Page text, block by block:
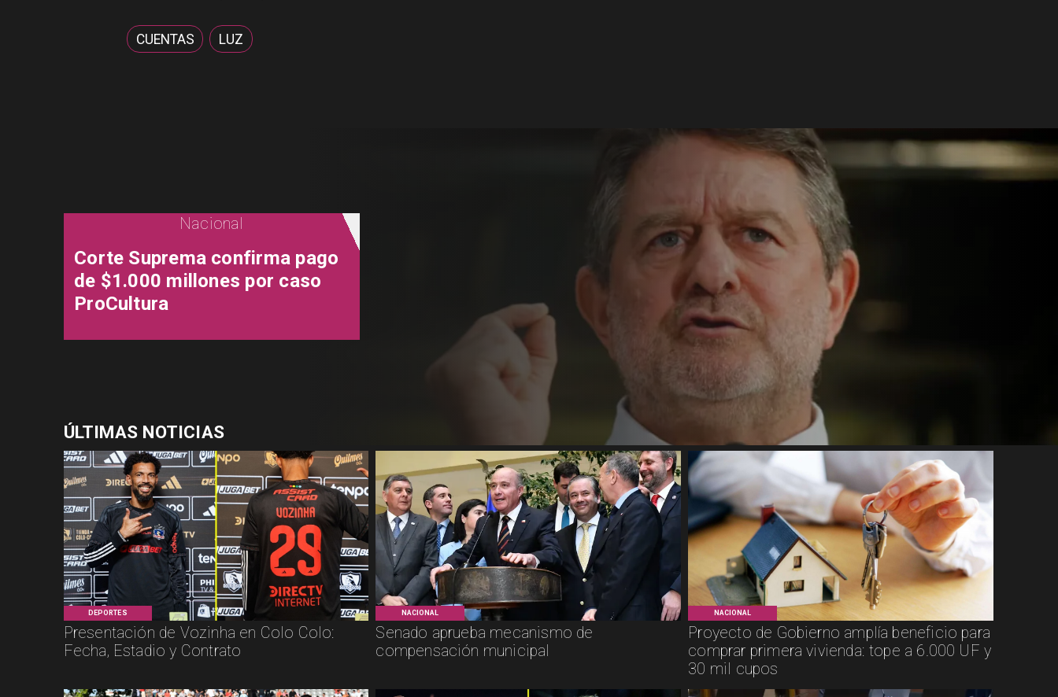
CUENTAS LUZ
DEPORTES
Presentación de Vozinha en Colo Colo:
Fecha, Estadio y Contrato
NACIONAL
Senado aprueba mecanismo de
compensación municipal
NACIONAL
Proyecto de Gobierno amplía beneficio para
comprar primera vivienda: tope a 6.000 UF y
30 mil cupos
Nacional
Corte Suprema confirma pago
de $1.000 millones por caso
ProCultura
ÚLTIMAS NOTICIAS